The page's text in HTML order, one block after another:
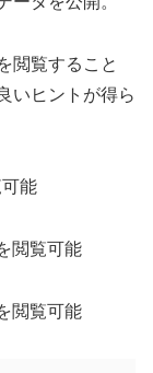
閲覧すること
いヒントが得ら
能
閲覧可能
閲覧可能